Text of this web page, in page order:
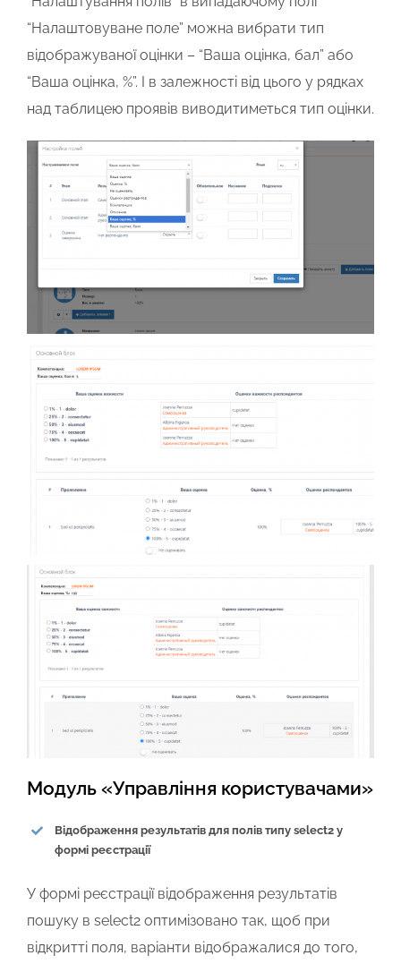
“Налаштовуване поле” можна вибрати тип
відображуваної оцінки – “Ваша оцінка, бал” або
“Ваша оцінка, %”. І в залежності від цього у рядках
над таблицею проявів виводитиметься тип оцінки.
Модуль «Управління користувачами»
Відображення результатів для полів типу select2 у
формі реєстрації
У формі реєстрації відображення результатів
пошуку в select2 оптимізовано так, щоб при
відкритті поля, варіанти відображалися до того,